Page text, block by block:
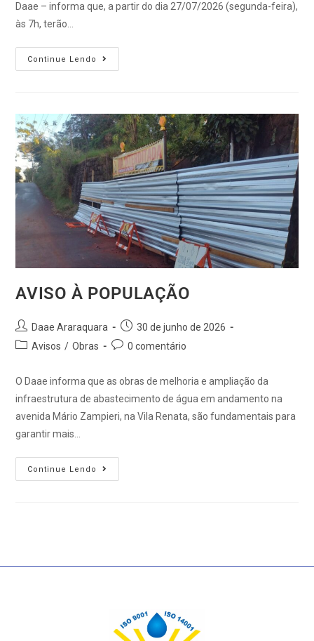
Daae – informa que, a partir do dia 27/07/2026 (segunda-feira),
às 7h, terão…
Continue Lendo
AVISO À POPULAÇÃO
Daae Araraquara
30 de junho de 2026
Avisos / Obras 0 comentário
O Daae informa que as obras de melhoria e ampliação da
infraestrutura de abastecimento de água em andamento na
avenida Mário Zampieri, na Vila Renata, são fundamentais para
garantir mais…
Continue Lendo